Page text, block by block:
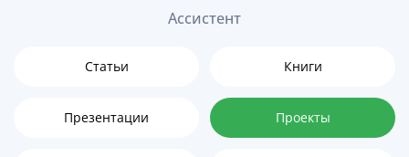
Ассистент
Статьи Книги
Презентации Проекты